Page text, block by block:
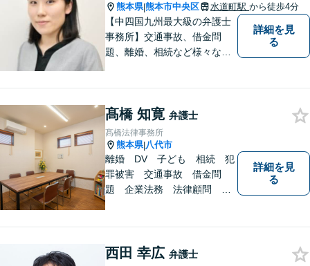
熊本県|熊本市中央区 水道町駅 から徒歩4分
【中四国九州最大級の弁護士
事務所】交通事故、借金問
題、離婚、相続など様々な問
い！
詳細を見
る
髙橋 知寛 弁護士
髙橋法律事務所
熊本県|八代市
離婚 DV 子ども 相続 犯
罪被害 交通事故 借金問
題 企業法務 法律顧問
詳細を見
る
西田 幸広 弁護士